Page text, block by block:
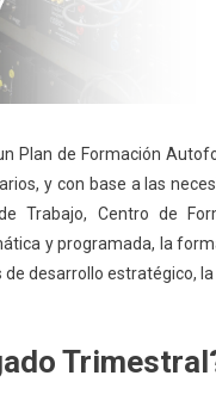
Plan de Formación
y con base a las
Trabajo, Centro de
y programada, la
desarrollo estratégico,